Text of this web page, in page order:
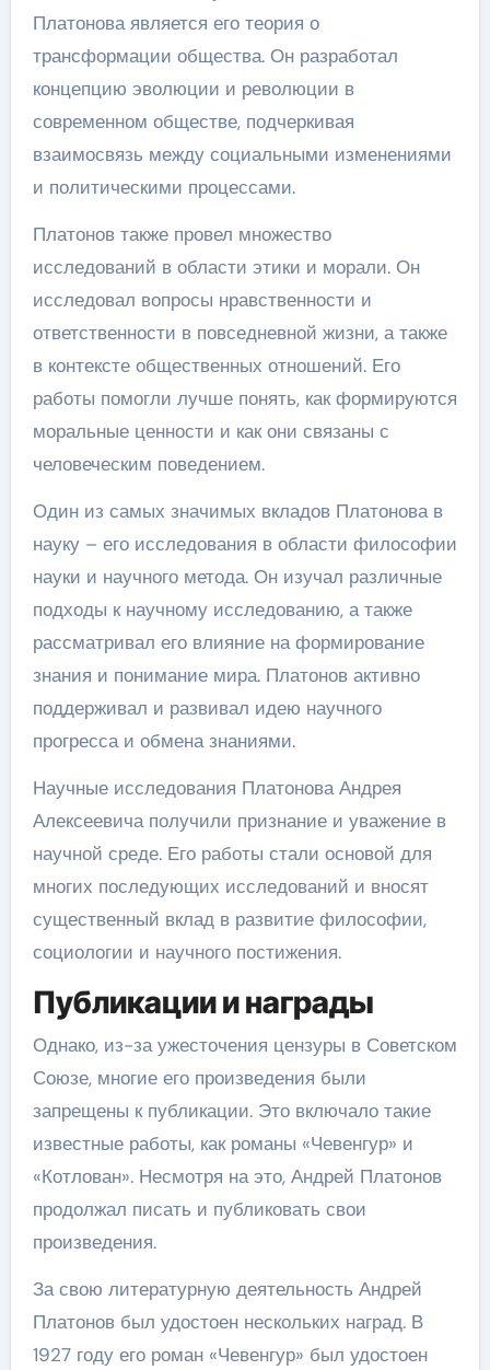
Платонова является его теория о
трансформации общества. Он разработал
концепцию эволюции и революции в
современном обществе, подчеркивая
взаимосвязь между социальными изменениями
и политическими процессами.
Платонов также провел множество
исследований в области этики и морали. Он
исследовал вопросы нравственности и
ответственности в повседневной жизни, а также
в контексте общественных отношений. Его
работы помогли лучше понять, как формируются
моральные ценности и как они связаны с
человеческим поведением.
Один из самых значимых вкладов Платонова в
науку – его исследования в области философии
науки и научного метода. Он изучал различные
подходы к научному исследованию, а также
рассматривал его влияние на формирование
знания и понимание мира. Платонов активно
поддерживал и развивал идею научного
прогресса и обмена знаниями.
Научные исследования Платонова Андрея
Алексеевича получили признание и уважение в
научной среде. Его работы стали основой для
многих последующих исследований и вносят
существенный вклад в развитие философии,
социологии и научного постижения.
Публикации и награды
Однако, из-за ужесточения цензуры в Советском
Союзе, многие его произведения были
запрещены к публикации. Это включало такие
известные работы, как романы «Чевенгур» и
«Котлован». Несмотря на это, Андрей Платонов
продолжал писать и публиковать свои
произведения.
За свою литературную деятельность Андрей
Платонов был удостоен нескольких наград. В
1927 году его роман «Чевенгур» был удостоен